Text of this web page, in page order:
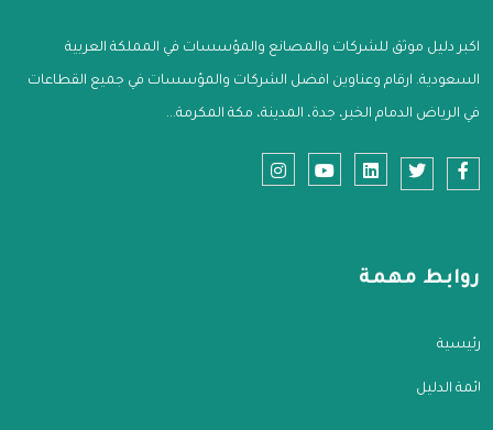
اكبر دليل موثق للشركات والمصانع والمؤسسات في المملكة العربية
السعودية. ارقام وعناوين افضل الشركات والمؤسسات في جميع القطاعات
في الرياض الدمام الخبر، جدة، المدينة، مكة المكرمة...
روابط مهمة
الرئيسية
قائمة الدليل